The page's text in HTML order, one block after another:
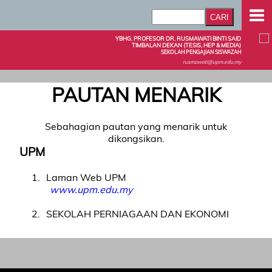
YBHG. PROFESOR DR. RUSMAWATI BINTI SAID
TIMBALAN DEKAN (TESIS, HEP & MEDIA)
SEKOLAH PENGAJIAN SISWAZAH
rusmawati@upm.edu.my
PAUTAN MENARIK
Sebahagian pautan yang menarik untuk
dikongsikan.
UPM
1
Laman Web UPM
www.upm.edu.my
2
SEKOLAH PERNIAGAAN DAN EKONOMI